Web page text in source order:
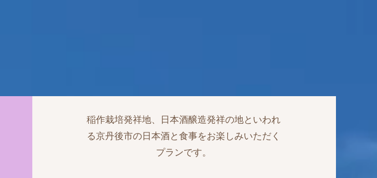
稲作栽培発祥地、日本酒醸造発祥の地といわれ
る京丹後市の日本酒と食事をお楽しみいただく
プランです。